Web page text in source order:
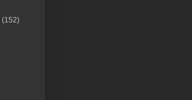
(152)